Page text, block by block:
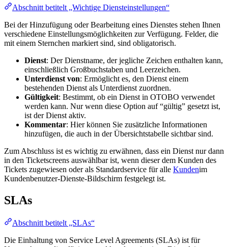
Abschnitt betitelt „Wichtige Diensteinstellungen“
Bei der Hinzufügung oder Bearbeitung eines Dienstes stehen Ihnen
verschiedene Einstellungsmöglichkeiten zur Verfügung. Felder, die
mit einem Sternchen markiert sind, sind obligatorisch.
Dienst: Der Dienstname, der jegliche Zeichen enthalten kann,
einschließlich Großbuchstaben und Leerzeichen.
Unterdienst von: Ermöglicht es, den Dienst einem
bestehenden Dienst als Unterdienst zuordnen.
Gültigkeit: Bestimmt, ob ein Dienst in OTOBO verwendet
werden kann. Nur wenn diese Option auf “gültig” gesetzt ist,
ist der Dienst aktiv.
Kommentar: Hier können Sie zusätzliche Informationen
hinzufügen, die auch in der Übersichtstabelle sichtbar sind.
Zum Abschluss ist es wichtig zu erwähnen, dass ein Dienst nur dann
in den Ticketscreens auswählbar ist, wenn dieser dem Kunden des
Tickets zugewiesen oder als Standardservice für alle Kundenim
Kundenbenutzer-Dienste-Bildschirm festgelegt ist.
SLAs
Abschnitt betitelt „SLAs“
Die Einhaltung von Service Level Agreements (SLAs) ist für